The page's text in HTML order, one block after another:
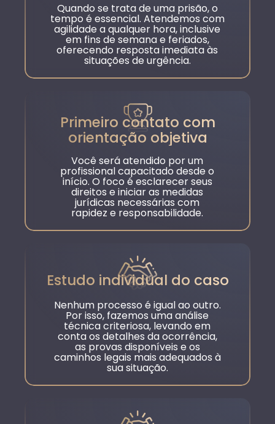
Quando se trata de uma prisão, o
tempo é essencial. Atendemos com
agilidade a qualquer hora, inclusive
em fins de semana e feriados,
oferecendo resposta imediata às
situações de urgência.
Primeiro contato com
orientação objetiva
Você será atendido por um
profissional capacitado desde o
início. O foco é esclarecer seus
direitos e iniciar as medidas
jurídicas necessárias com
rapidez e responsabilidade.
Estudo individual do caso
Nenhum processo é igual ao outro.
Por isso, fazemos uma análise
técnica criteriosa, levando em
conta os detalhes da ocorrência,
as provas disponíveis e os
caminhos legais mais adequados à
sua situação.